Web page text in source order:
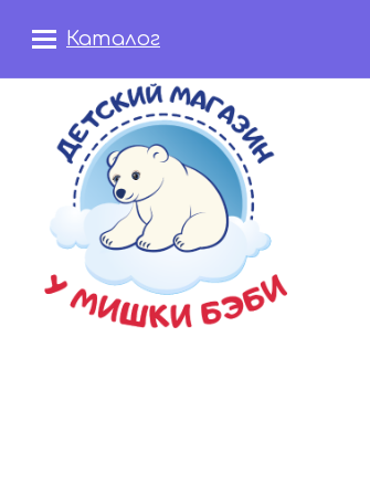
Каталог